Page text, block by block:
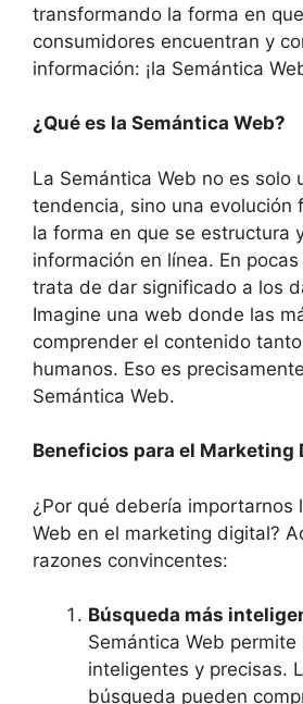
transformando la forma en
consumidores encuentran y
información: ¡la Semántica
¿Qué es la Semántica Web?
La Semántica Web no es solo
tendencia, sino una evolución
la forma en que se estructura
información en línea. En
trata de dar significado a los
Imagine una web donde las
comprender el contenido
humanos. Eso es
Semántica Web.
Beneficios para el Marketing
¿Por qué debería importarnos
Web en el marketing digital?
razones convincentes:
Búsqueda más
Semántica Web
inteligentes y precisas.
búsqueda pueden